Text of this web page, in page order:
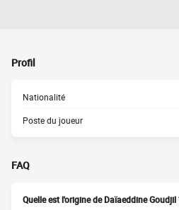
Profil
Nationalité
Poste du joueur
FAQ
Quelle est l'origine de Daïaeddine Goudjil